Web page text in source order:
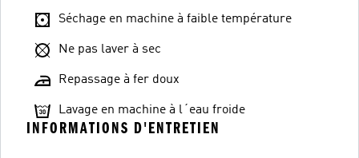
Séchage en machine à faible température
Ne pas laver à sec
Repassage à fer doux
Lavage en machine à l´eau froide
INFORMATIONS D'ENTRETIEN